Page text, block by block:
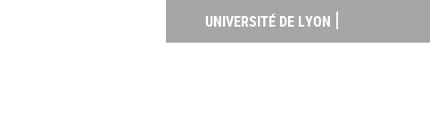
UNIVERSITÉ DE LYON